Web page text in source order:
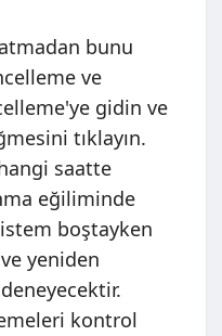
bunu
ve
gidin ve
tıklayın.
saatte
eğiliminde
boştayken
yeniden
kontrol